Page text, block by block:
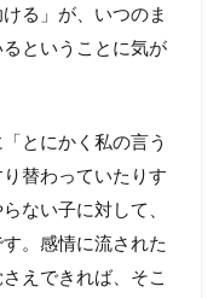
る」が、いつのま
ということに気が
とにかく私の言う
替わっていたりす
ない子に対して、
。感情に流された
えできれば、そこ